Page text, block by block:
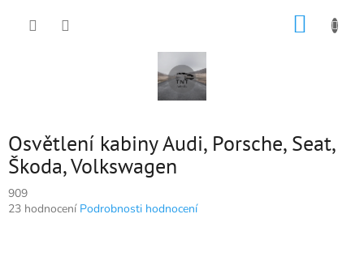
Osvětlení kabiny Audi, Porsche, Seat,
Škoda, Volkswagen
909
Průměrné
23 hodnocení Podrobnosti hodnocení